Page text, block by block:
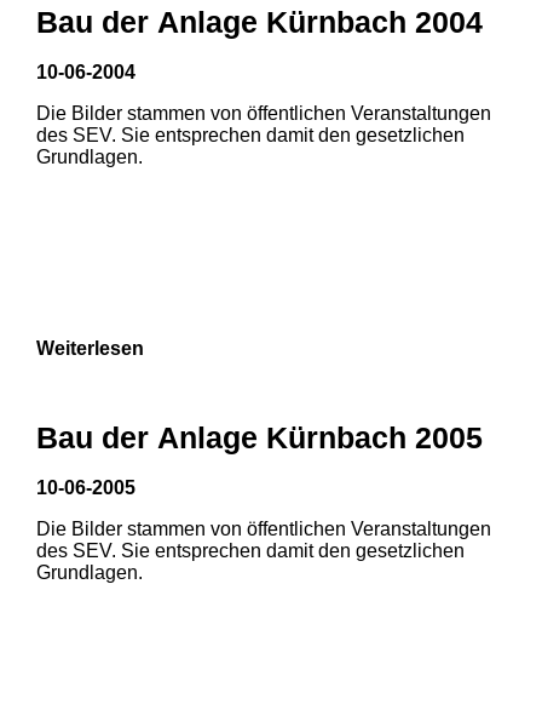
1 2 3
1 2
Bau der Anlage Kürnbach 2004
10-06-2004
Die Bilder stammen von öffentlichen Veranstaltungen
des SEV. Sie entsprechen damit den gesetzlichen
Grundlagen.
Weiterlesen
Bau der Anlage Kürnbach 2005
10-06-2005
Die Bilder stammen von öffentlichen Veranstaltungen
des SEV. Sie entsprechen damit den gesetzlichen
Grundlagen.